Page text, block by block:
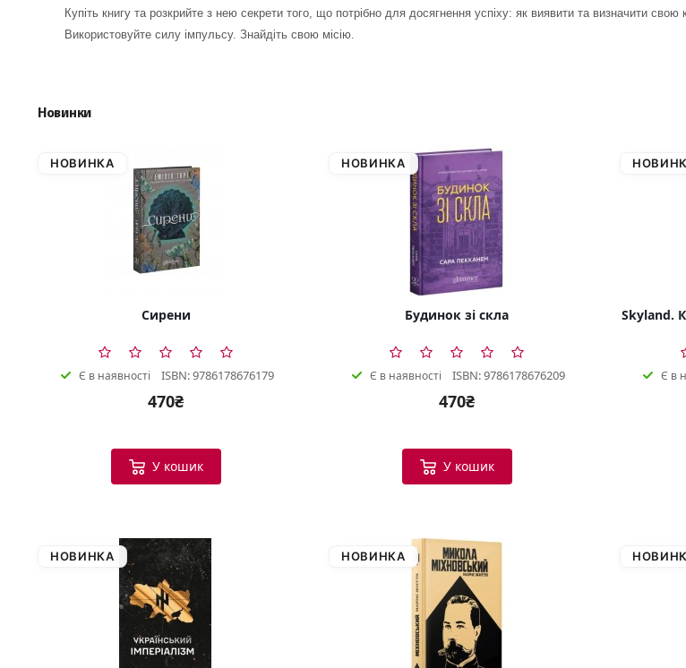
Купіть книгу та розкрийте з нею секрети того, що потрібно для досягнення успіху: як виявити та визначити свою
Використовуйте силу імпульсу. Знайдіть свою місію.
Новинки
НОВИНКА
Сирени
Є в наявності ISBN: 9786178676179
470₴
У кошик
НОВИНКА
Будинок зі скла
Є в наявності ISBN: 9786178676209
470₴
У кошик
Skyland.
Є в
НОВИНКА НОВИНКА